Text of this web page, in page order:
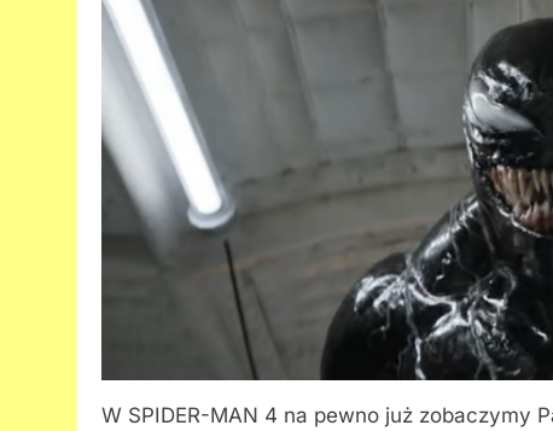
W SPIDER-MAN 4 na pewno już zobaczymy